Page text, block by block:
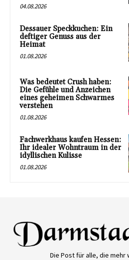
04.08.2026
Dessauer Speckkuchen: Ein
deftiger Genuss aus der
Heimat
01.08.2026
Was bedeutet Crush haben:
Die Gefühle und Anzeichen
eines geheimen Schwarmes
verstehen
01.08.2026
Fachwerkhaus kaufen Hessen:
Ihr idealer Wohntraum in der
idyllischen Kulisse
01.08.2026
Die Post für alle, die mehr